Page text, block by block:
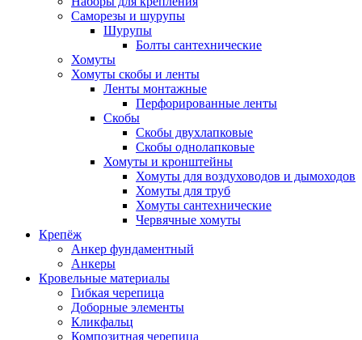
Саморезы и шурупы
Шурупы
Болты сантехнические
Хомуты
Хомуты скобы и ленты
Ленты монтажные
Перфорированные ленты
Скобы
Скобы двухлапковые
Скобы однолапковые
Хомуты и кронштейны
Хомуты для воздуховодов и дымоходов
Хомуты для труб
Хомуты сантехнические
Червячные хомуты
Крепёж
Анкер фундаментный
Анкеры
Кровельные материалы
Гибкая черепица
Доборные элементы
Кликфальц
Композитная черепица